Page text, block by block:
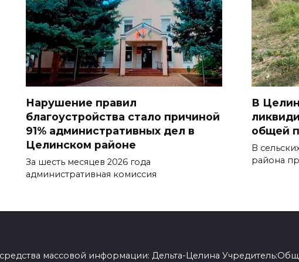
Нарушение правил
благоустройства стало причиной
91% административных дел в
Целинском районе
За шесть месяцев 2026 года
административная комиссия
В
общей
В
района
массовой информации: Дельта-Целина